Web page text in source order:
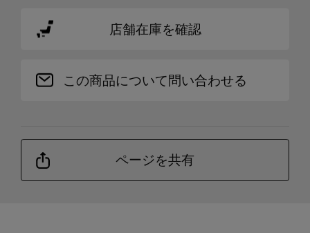
店舗在庫を確認
この商品について問い合わせる
ページを共有